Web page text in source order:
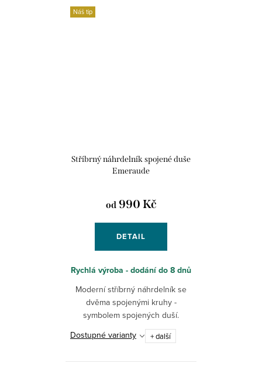
Náš tip
Stříbrný náhrdelník spojené duše
Emeraude
od 990 Kč
DETAIL
Rychlá výroba - dodání do 8 dnů
Moderní stříbrný náhrdelník se
dvěma spojenými kruhy -
symbolem spojených duší.
Dostupné varianty
+ další